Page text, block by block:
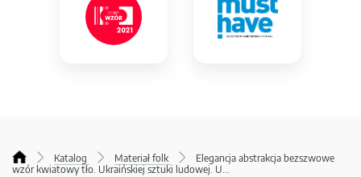
Katalog Materiał folk
Elegancja abstrakcja bezszwowe
wzór kwiatowy tło. Ukraińskiej sztuki ludowej. U...